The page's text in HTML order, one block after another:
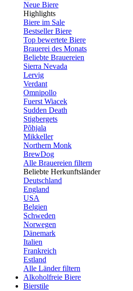
Neue Biere
Highlights
Biere im Sale
Bestseller Biere
Top bewertete Biere
Brauerei des Monats
Beliebte Brauereien
Sierra Nevada
Lervig
Verdant
Omnipollo
Fuerst Wiacek
Sudden Death
Stigbergets
Põhjala
Mikkeller
Northern Monk
BrewDog
Alle Brauereien filtern
Beliebte Herkunftsländer
Deutschland
England
USA
Belgien
Schweden
Norwegen
Dänemark
Italien
Frankreich
Estland
Alle Länder filtern
Alkoholfreie Biere
Bierstile